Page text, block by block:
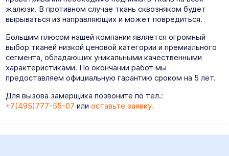
жалюзи. В противном случае ткань сквозняком будет
вырываться из направляющих и может повредиться.
Большим плюсом нашей компании является огромный
выбор тканей низкой ценовой категории и премиального
сегмента, обладающих уникальными качественными
характеристиками. По окончании работ мы
предоставляем официальную гарантию сроком на 5 лет.
Для вызова замерщика позвоните по тел.:
+7(495)777-55-07 или оставьте заявку.